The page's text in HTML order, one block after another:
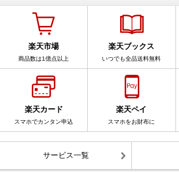
楽天市場
商品数は1億点以上
楽天ブックス
いつでも全品送料無料
楽天カード
スマホでカンタン申込
楽天ペイ
スマホをお財布に
サービス一覧